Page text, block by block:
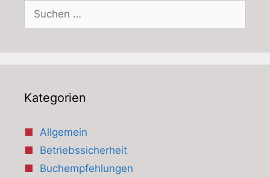
nach:
Kategorien
Allgemein
Betriebssicherheit
Buchempfehlungen